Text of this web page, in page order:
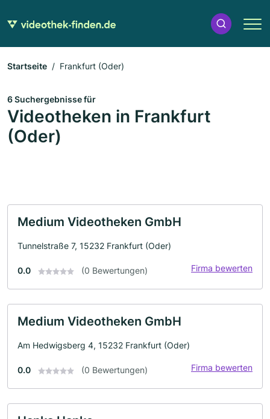
Startseite Frankfurt (Oder)
6 Suchergebnisse für
Videotheken in Frankfurt
(Oder)
Medium Videotheken GmbH
Tunnelstraße 7, 15232 Frankfurt (Oder)
0.0 (0 Bewertungen) Firma bewerten
Medium Videotheken GmbH
Am Hedwigsberg 4, 15232 Frankfurt (Oder)
0.0 (0 Bewertungen) Firma bewerten